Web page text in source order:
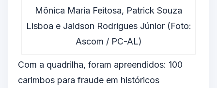
Mônica Maria Feitosa, Patrick Souza
Lisboa e Jaidson Rodrigues Júnior (Foto:
Ascom / PC-AL)
Com a quadrilha, foram apreendidos: 100
carimbos para fraude em históricos